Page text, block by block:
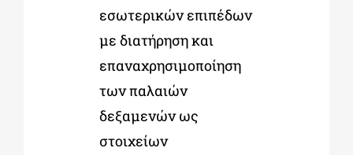
εσωτερικών επιπέδων
με διατήρηση και
επαναχρησιμοποίηση
των παλαιών
δεξαμενών ως
στοιχείων